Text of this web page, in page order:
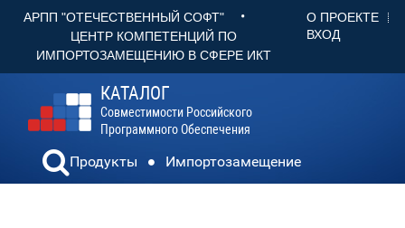
АРПП "ОТЕЧЕСТВЕННЫЙ СОФТ" •
ЦЕНТР КОМПЕТЕНЦИЙ ПО
ИМПОРТОЗАМЕЩЕНИЮ В СФЕРЕ ИКТ
О ПРОЕКТЕ
ВХОД
КАТАЛОГ
Совместимости Российского
Программного Обеспечения
Продукты Импортозамещение